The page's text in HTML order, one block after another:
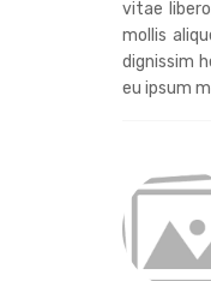
vitae
mollis
dignissim
eu ipsum